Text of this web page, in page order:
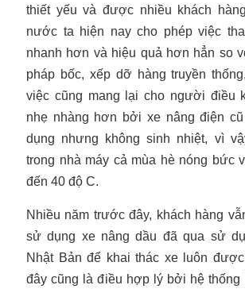
thiết yếu và được nhiều khách
nước ta hiện nay cho phép việc
nhanh hơn và hiệu quả hơn hẳn so
pháp bốc, xếp dỡ hàng truyền
việc cũng mang lại cho người điều
nhẹ nhàng hơn bởi xe nâng điện
dụng nhưng không sinh nhiệt, vì
trong nhà máy cả mùa hè nóng bức
đến 40 độ C.
Nhiều năm trước đây, khách hàng
sử dụng xe nâng dầu đã qua sử
Nhật Bản để khai thác xe luôn
đây cũng là điều hợp lý bởi hệ